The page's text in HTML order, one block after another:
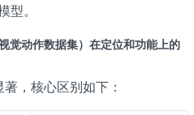
型。
觉动作数据集）在定位和功能上的
，核心区别如下：